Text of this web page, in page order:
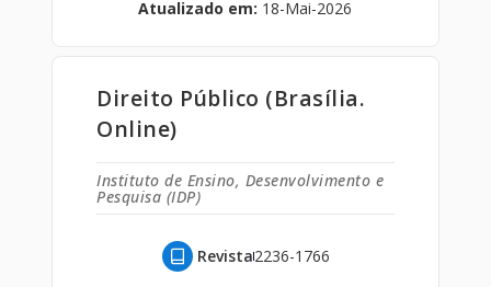
Atualizado em: 18-Mai-2026
Direito Público (Brasília.
Online)
Instituto de Ensino, Desenvolvimento e
Pesquisa (IDP)
Revista2236-1766